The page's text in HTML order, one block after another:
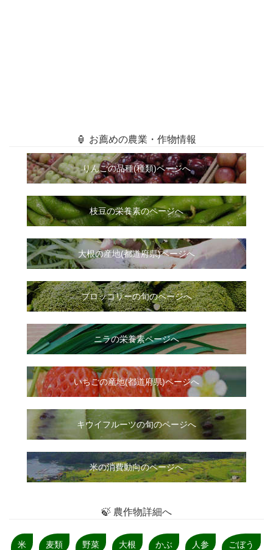
🏮 お薦めの農業・作物情報
りんごの品種(種類)ページへ
枝豆の栄養素のページへ
大根の産地(都道府県)ページへ
ブロッコリーの旬のページへ
ニラの栄養素ページへ
いちごの産地(都道府県)ページへ
キウイフルーツの旬のページへ
米の消費動向のページへ
🍃 農作物詳細へ
米 麦類 野菜 大根 かぶ 人参 ごぼう